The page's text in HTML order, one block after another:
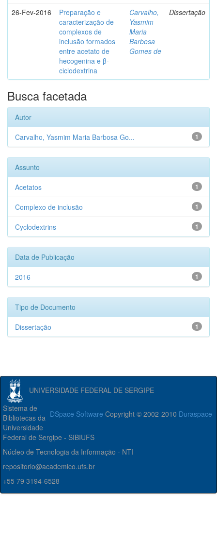
26-Fev-2016
Preparação e
caracterização de
complexos de
inclusão formados
entre acetato de
hecogenina e β-
ciclodextrina
Carvalho,
Yasmim
Maria
Barbosa
Gomes de
Dissertação
Busca facetada
Autor
1
Carvalho, Yasmim Maria Barbosa Go...
Assunto
1
Acetatos
1
Complexo de inclusão
1
Cyclodextrins
Data de Publicação
1
2016
Tipo de Documento
1
Dissertação
UNIVERSIDADE FEDERAL DE SERGIPE
DSpace Software Copyright © 2002-2010 Duraspace
Sistema de
Bibliotecas da
Universidade
Federal de Sergipe - SIBIUFS
Núcleo de Tecnologia da Informação - NTI
repositorio@academico.ufs.br
+55 79 3194-6528